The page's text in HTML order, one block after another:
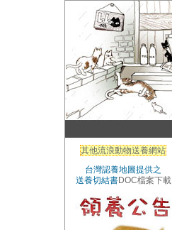
其他流浪動物送養網站
台灣認養地圖提供之
送養切結書DOC檔案下載